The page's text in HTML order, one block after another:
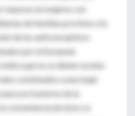
mayores en mujeres con
de familias proclives a la
de los anticonceptivos
por la European
que no se deben recetar
combinados a una mujer
para un trastorno de la
conveniencia de éstos se